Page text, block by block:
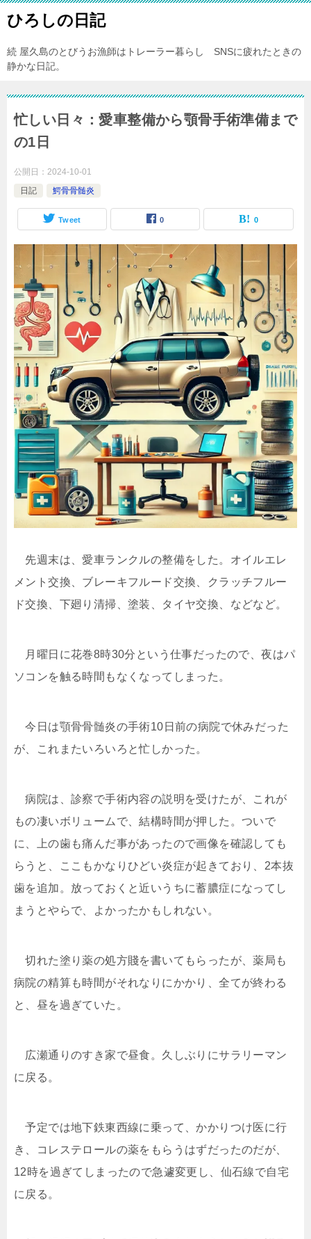
ひろしの日記
続 屋久島のとびうお漁師はトレーラー暮らし SNSに疲れたときの
静かな日記。
忙しい日々：愛車整備から顎骨手術準備まで
の1日
公開日： 2024-10-01
日記
鰐骨骨髄炎
Tweet 0 0
先週末は、愛車ランクルの整備をした。オイルエレ
メント交換、ブレーキフルード交換、クラッチフルー
ド交換、下廻り清掃、塗装、タイヤ交換、などなど。
月曜日に花巻8時30分という仕事だったので、夜はパ
ソコンを触る時間もなくなってしまった。
今日は顎骨骨髄炎の手術10日前の病院で休みだった
が、これまたいろいろと忙しかった。
病院は、診察で手術内容の説明を受けたが、これが
もの凄いボリュームで、結構時間が押した。ついで
に、上の歯も痛んだ事があったので画像を確認しても
らうと、ここもかなりひどい炎症が起きており、2本抜
歯を追加。放っておくと近いうちに蓄膿症になってし
まうとやらで、よかったかもしれない。
切れた塗り薬の処方賤を書いてもらったが、薬局も
病院の精算も時間がそれなりにかかり、全てが終わる
と、昼を過ぎていた。
広瀬通りのすき家で昼食。久しぶりにサラリーマン
に戻る。
予定では地下鉄東西線に乗って、かかりつけ医に行
き、コレステロールの薬をもらうはずだったのだが、
12時を過ぎてしまったので急遽変更し、仙石線で自宅
に戻る。